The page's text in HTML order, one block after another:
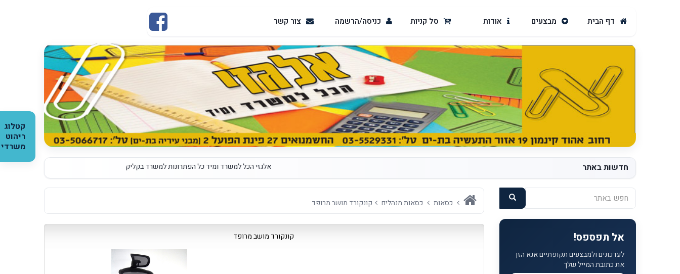
קטלוג
ריהוט
משרדי
דף הבית מבצעים אודות סל קניות כניסה/הרשמה צור קשר
חדשות באתר אלגזי הכל למשרד ומיד כל הפתרונות למשרד בקליק אחד כנסו לאתר והזמינו
אל תפספס!
לעדכונים ולמבצעים תקופתיים אנא הזן
את כתובת המייל שלך
כסאות כסאות מנהלים קונקורד מושב מרופד
קונקורד מושב מרופד